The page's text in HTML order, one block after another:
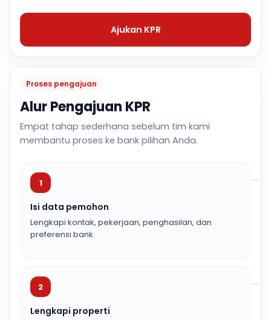
Proses pengajuan
Alur Pengajuan KPR
Empat tahap sederhana sebelum tim kami
membantu proses ke bank pilihan Anda.
1
Isi data pemohon
Lengkapi kontak, pekerjaan, penghasilan, dan
preferensi bank.
2
Lengkapi properti
Ajukan KPR